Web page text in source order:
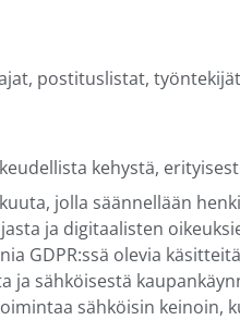
postituslistat,
kehystä,
jolla säännellään
ja digitaalisten
GDPR:ssä olevia
sähköisestä
sähköisin keinoin,